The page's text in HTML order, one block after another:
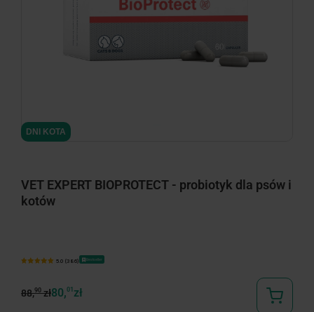
DNI KOTA
VET EXPERT BIOPROTECT - probiotyk dla psów i
kotów
5.0 (386) Bestseller
88,90zł80,01 zł